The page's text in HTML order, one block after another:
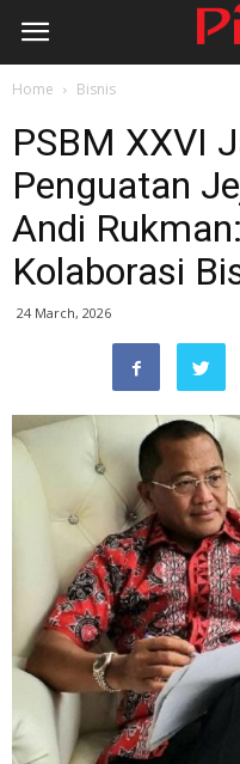
Home Bisnis
PSBM XXVI
Penguatan
Andi
Kolaborasi
24 March, 2026